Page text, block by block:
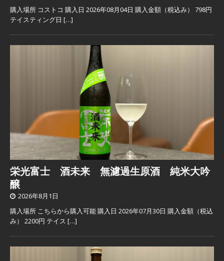
購入場所 コストコ 購入日 2026年08月04日 購入金額（税込み） 798円
テイスティング日 […]
栄光富士 酒未来 無濾過生原酒 純米大吟
醸
2026年8月1日
購入場所 こちらから購入可能 購入日 2026年07月30日 購入金額（税込
み） 2200円 テイス […]